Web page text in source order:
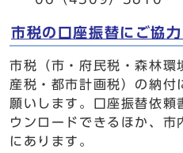
市税の口座振替にご協力
市税（市・府民税・森林環
産税・都市計画税）の納付
願いします。口座振替依頼
ウンロードできるほか、市
にあります。